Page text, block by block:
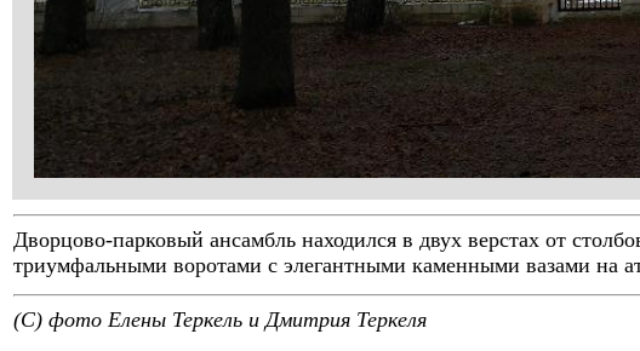
Дворцово-парковый ансамбль находился в двух верстах от
триумфальными воротами с элегантными каменными вазами на
(C) фото Елены Теркель и Дмитрия Теркеля